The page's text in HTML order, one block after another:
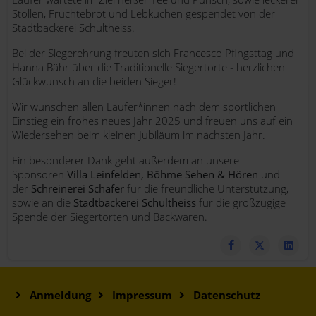
Stollen, Früchtebrot und Lebkuchen gespendet von der
Stadtbäckerei Schultheiss.
Bei der Siegerehrung freuten sich Francesco Pfingsttag und
Hanna Bähr über die Traditionelle Siegertorte - herzlichen
Glückwunsch an die beiden Sieger!
Wir wünschen allen Läufer*innen nach dem sportlichen
Einstieg ein frohes neues Jahr 2025 und freuen uns auf ein
Wiedersehen beim kleinen Jubiläum im nächsten Jahr.
Ein besonderer Dank geht außerdem an unsere
Sponsoren Villa Leinfelden, Böhme Sehen & Hören und
der Schreinerei Schäfer für die freundliche Unterstützung,
sowie an die Stadtbäckerei Schultheiss für die großzügige
Spende der Siegertorten und Backwaren.
Anmeldung Impressum Datenschutz